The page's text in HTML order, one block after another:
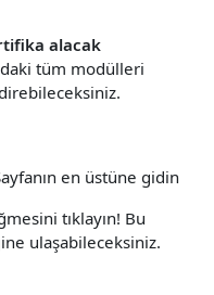
alacak
tüm modülleri
en üstüne gidin
tıklayın! Bu
ulaşabileceksiniz.